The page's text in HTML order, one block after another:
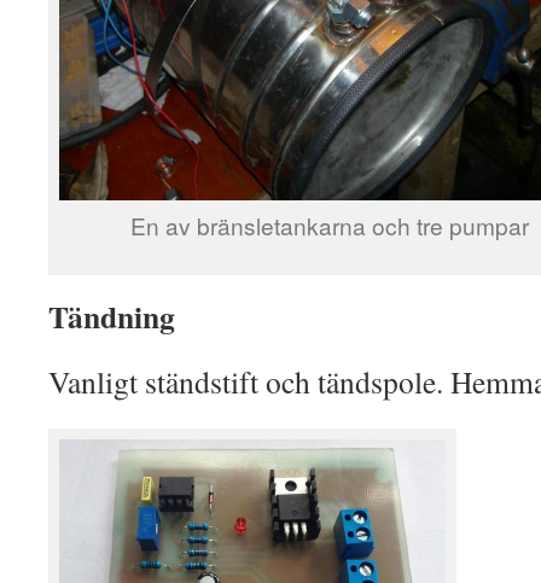
En av bränsletankarna och tre pumpar
Tändning
Vanligt ständstift och tändspole.